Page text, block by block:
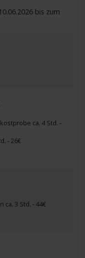
bis zum
ca. 4 Std. -
- 26€
3 Std. - 44€